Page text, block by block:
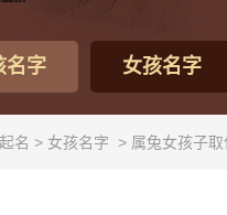
名字 女孩名字
起名 > 女孩名字 > 属兔女孩子